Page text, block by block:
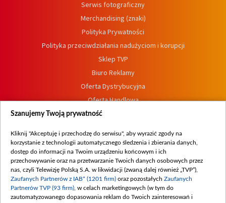
Serwis fotograficzny
Merchandising (znaki)
Polityka Prywatności
Polityka przeciwdziałania nadużyciom i korupcji
Sklep TVP
Biuro Reklamy
Oferta Dystrybucyjna
Oferta Handlowa
Dostępność
Procedura zgłoszeń wewnętrznych
Szanujemy Twoją prywatność
Kliknij "Akceptuję i przechodzę do serwisu", aby wyrazić zgody na
korzystanie z technologii automatycznego śledzenia i zbierania danych,
dostęp do informacji na Twoim urządzeniu końcowym i ich
przechowywanie oraz na przetwarzanie Twoich danych osobowych przez
nas, czyli Telewizję Polską S.A. w likwidacji (zwaną dalej również „TVP”),
Zaufanych Partnerów z IAB* (1201 firm) oraz pozostałych Zaufanych
Partnerów TVP (93 firm) , w celach marketingowych (w tym do
zautomatyzowanego dopasowania reklam do Twoich zainteresowań i